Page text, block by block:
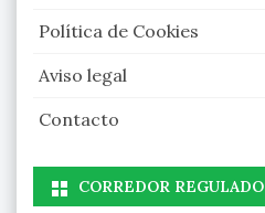
Política de Cookies
Aviso legal
Contacto
CORREDOR REGULADO